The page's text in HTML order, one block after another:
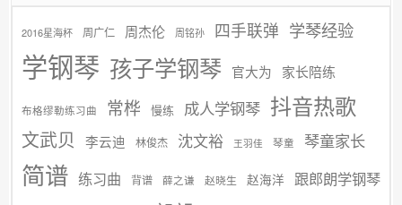
2016星海杯 周广仁 周杰伦 周铭孙 四手联弹 学琴经验
学钢琴 孩子学钢琴 官大为 家长陪练
布格缪勒练习曲 常桦 慢练 成人学钢琴 抖音热歌
文武贝 李云迪 林俊杰 沈文裕 王羽佳 琴童 琴童家长
简谱 练习曲 背谱 薛之谦 赵晓生 赵海洋 跟郎朗学钢琴